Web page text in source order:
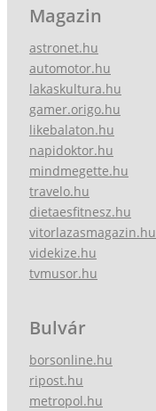
Magazin
astronet.hu
automotor.hu
lakaskultura.hu
gamer.origo.hu
likebalaton.hu
napidoktor.hu
mindmegette.hu
travelo.hu
dietaesfitnesz.hu
vitorlazasmagazin.hu
videkize.hu
tvmusor.hu
Bulvár
borsonline.hu
ripost.hu
metropol.hu